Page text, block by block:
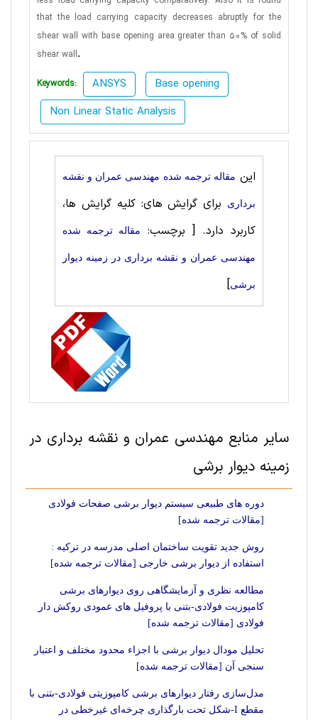
that the load carrying capacity decreases abruptly for the
shear wall with base opening area greater than 50% of solid
shear wall.
Keywords: ANSYS
Base opening
Non Linear Static Analysis
این مقاله ترجمه شده مهندسی عمران و نقشه
برداری
برای گرایش های: کلیه گرایش ها،
کاربرد دارد. [ برچسب: مقاله ترجمه شده
مهندسی عمران و نقشه برداری در زمینه دیوار
برشی]
سایر منابع مهندسی عمران و نقشه برداری در
زمینه دیوار برشی
دوره های طبیعی سیستم دیوار برشی صفحات فولادی
[مقالات ترجمه شده]
روش جدید تقویت ساختمان اصلی مدرسه در ترکیه :
استفاده از دیوار برشی خارجی [مقالات ترجمه شده]
مطالعه نظری و آزمایشگاهی روی دیوارهای برشی
کامپوزیت فولادی-بتنی با پروفیل های عمودی روکش دار
فولادی [مقالات ترجمه شده]
تحلیل مودال دیوار برشی با اجزاء محدود مختلف و اعتبار
سنجی آن [مقالات ترجمه شده]
مدل‌سازی رفتار دیوارهای برشی کامپوزیتی فولادی-بتنی با
مقطع I-شکل تحت بارگذاری چرخه‌ای غیرخطی در